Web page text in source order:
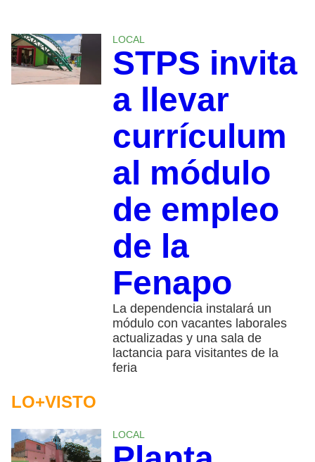
LOCAL
STPS invita
a llevar
currículum
al módulo
de empleo
de la
Fenapo
La dependencia instalará un
módulo con vacantes laborales
actualizadas y una sala de
lactancia para visitantes de la
feria
LO+VISTO
LOCAL